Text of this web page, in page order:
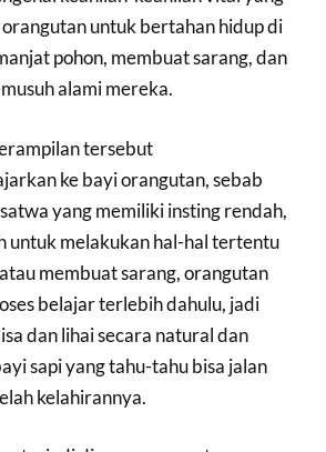
untuk bertahan hidup di
pohon, membuat sarang, dan
alami mereka.
tersebut
ke bayi orangutan, sebab
yang memiliki insting rendah,
untuk melakukan hal-hal tertentu
membuat sarang, orangutan
belajar terlebih dahulu, jadi
dan lihai secara natural dan
sapi yang tahu-tahu bisa jalan
kelahirannya.